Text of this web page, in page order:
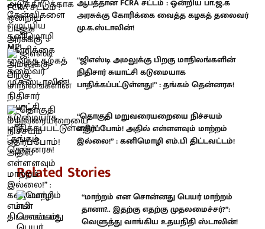
ஆபத்தான FCRA சட்டம் : ஒன்றிய பா.ஜ.க
அரசுக்கு கோரிக்கை வைத்த கழகத் தலைவர்
மு.க.ஸ்டாலின்!
“ஜிஎஸ்டி அமலுக்கு பிறகு மாநிலங்களின்
நிதிசார் சுயாட்சி கடுமையாக
பாதிக்கப்பட்டுள்ளது!” : தங்கம் தென்னரசு!
“தொகுதி மறுவரையறையை நிச்சயம்
எதிர்ப்போம்! அதில் எள்ளளவும் மாற்றம்
இல்லை!” : கனிமொழி எம்.பி திட்டவட்டம்!
Related Stories
“மாற்றம் என சொன்னது பெயர் மாற்றம்
தானா?.. இதற்கு எதற்கு முதலமைச்சர்?”:
வெளுத்து வாங்கிய உதயநிதி ஸ்டாலின்!